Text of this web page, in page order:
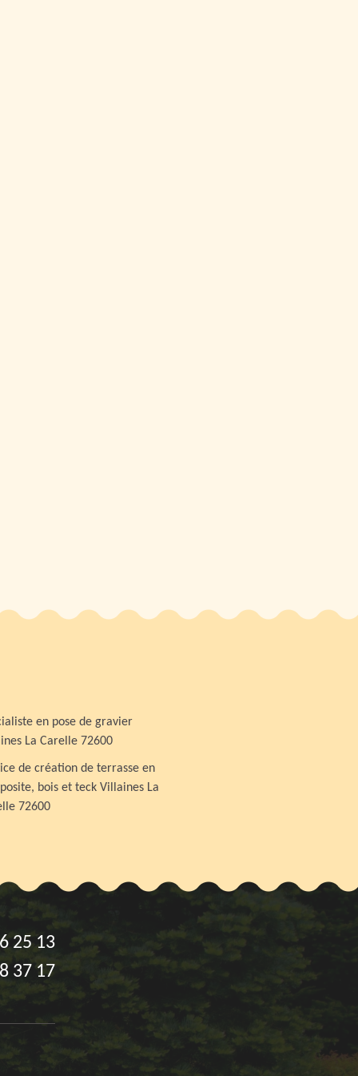
en pose de gravier
La Carelle 72600
de création de terrasse en
bois et teck Villaines La
72600
25 13
37 17